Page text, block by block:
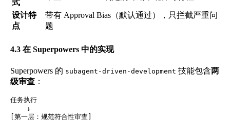
式
设计特
点
带有 Approval Bias（默认通过），只拦截严重问
题
4.3 在 Superpowers 中的实现
Superpowers 的 subagent-driven-development 技能包含两
级审查 ：
任务执行
    ↓
[第一层：规范符合性审查]